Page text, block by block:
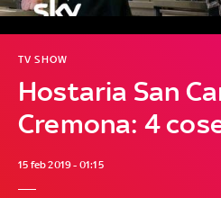
Hostaria San
Cremona: 4
TV SHOW
15 feb 2019 - 01:15